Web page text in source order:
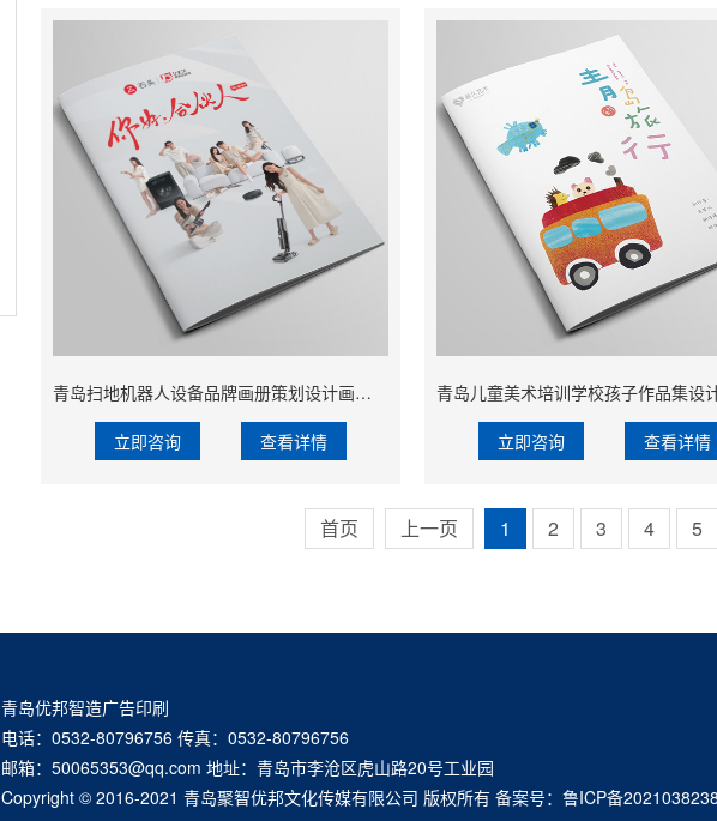
青岛扫地机器人设备品牌画册策划设计画册框架规划
立即咨询 查看详情 立即咨询 查看详情
首页 上一页 1 2 3 4 5
青岛优邦智造广告印刷
电话：0532-80796756 传真：0532-80796756
邮箱：50065353@qq.com 地址：青岛市李沧区虎山路20号工业园
Copyright © 2016-2021 青岛聚智优邦文化传媒有限公司 版权所有 备案号： 鲁ICP备